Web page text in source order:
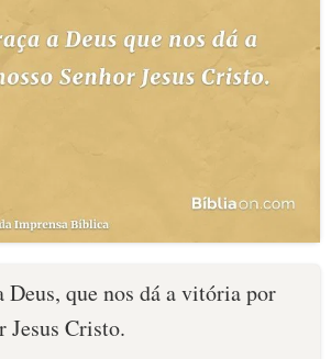
Deus, que nos dá a vitória por
Jesus Cristo.